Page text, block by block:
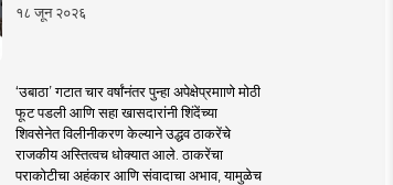
१८ जून २०२६
‘उबाठा’ गटात चार वर्षांनंतर पुन्हा अपेक्षेप्रमााणे मोठी
फूट पडली आणि सहा खासदारांनी शिंदेंच्या
शिवसेनेत विलीनीकरण केल्याने उद्धव ठाकरेंचे
राजकीय अस्तित्वच धोक्यात आले. ठाकरेंचा
पराकोटीचा अहंकार आणि संवादाचा अभाव, यामुळेच